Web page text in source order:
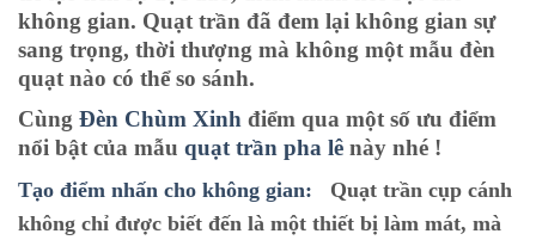
không gian. Quạt trần đã đem lại không gian sự
sang trọng, thời thượng mà không một mẫu đèn
quạt nào có thể so sánh.
Cùng Đèn Chùm Xinh điểm qua một số ưu điểm
nổi bật của mẫu quạt trần pha lê này nhé !
Tạo điểm nhấn cho không gian: Quạt trần cụp cánh
không chỉ được biết đến là một thiết bị làm mát, mà